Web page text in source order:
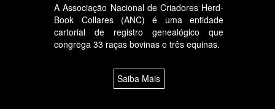
A Associação Nacional de Criadores Herd-
Book Collares (ANC) é uma entidade
cartorial de registro genealógico que
congrega 33 raças bovinas e três equinas.
Saiba Mais